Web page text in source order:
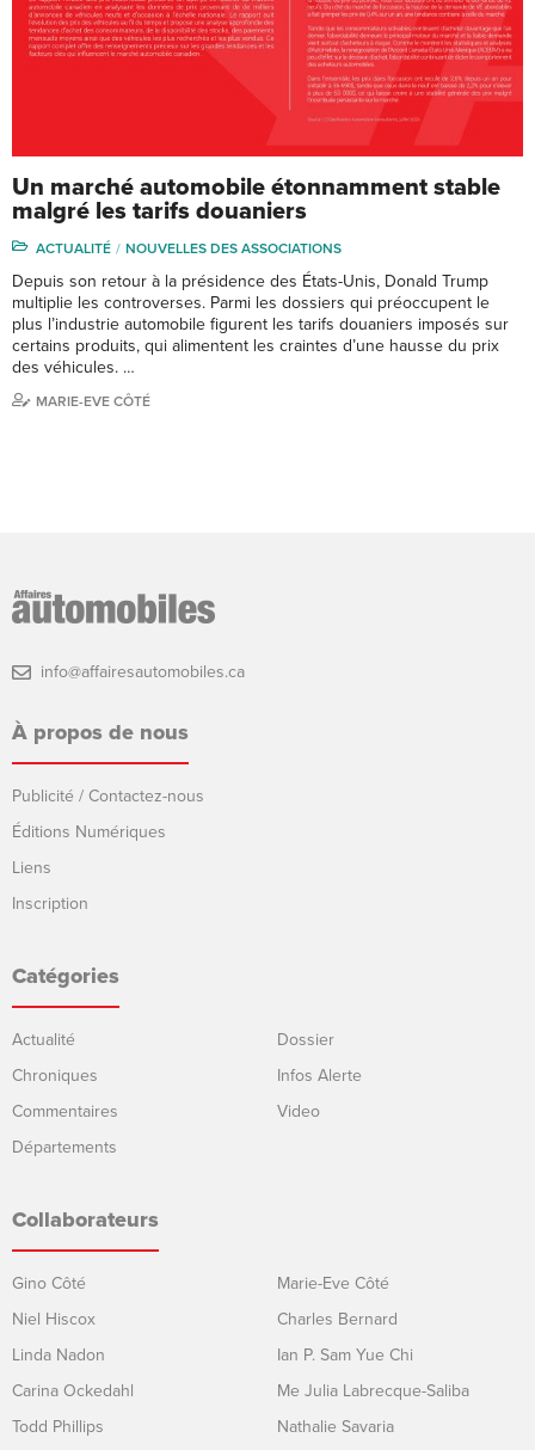
Un marché automobile étonnamment stable
malgré les tarifs douaniers
ACTUALITÉ NOUVELLES DES ASSOCIATIONS
Depuis son retour à la présidence des États-Unis, Donald Trump
multiplie les controverses. Parmi les dossiers qui préoccupent le
plus l’industrie automobile figurent les tarifs douaniers imposés sur
certains produits, qui alimentent les craintes d’une hausse du prix
des véhicules. …
MARIE-EVE CÔTÉ
info@affairesautomobiles.ca
À propos de nous
Publicité / Contactez-nous
Éditions Numériques
Liens
Inscription
Catégories
Actualité
Chroniques
Commentaires
Départements
Dossier
Infos Alerte
Video
Collaborateurs
Gino Côté
Niel Hiscox
Linda Nadon
Carina Ockedahl
Todd Phillips
Marie-Eve Côté
Charles Bernard
Ian P. Sam Yue Chi
Me Julia Labrecque-Saliba
Nathalie Savaria